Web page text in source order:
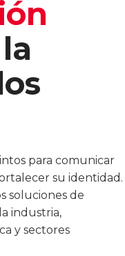
para comunicar
su identidad.
soluciones de
industria,
y sectores